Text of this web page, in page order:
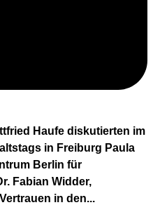
Haufe diskutierten im
in Freiburg Paula
Berlin für
Fabian Widder,
in den...